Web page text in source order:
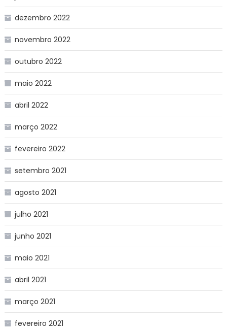
dezembro 2022
novembro 2022
outubro 2022
maio 2022
abril 2022
março 2022
fevereiro 2022
setembro 2021
agosto 2021
julho 2021
junho 2021
maio 2021
abril 2021
março 2021
fevereiro 2021